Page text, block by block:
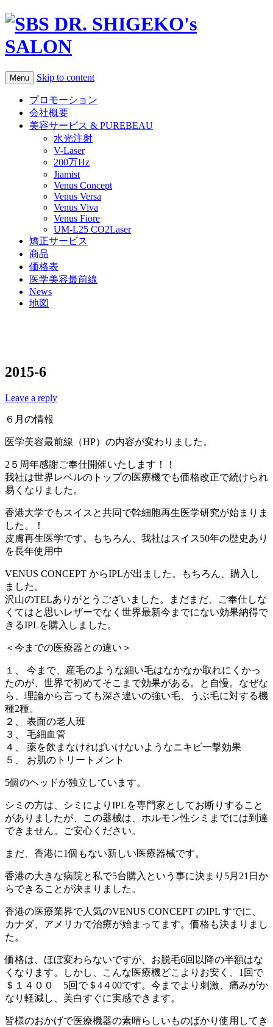
Menu Skip to content
プロモーション
会社概要
美容サービス & PUREBEAU
水光注射
V-Laser
200万Hz
Jiamist
Venus Concept
Venus Versa
Venus Viva
Venus Fiore
UM-L25 CO2Laser
矯正サービス
商品
価格表
医学美容最前線
News
地図
2015-6
Leave a reply
６月の情報
医学美容最前線（HP）の内容が変わりました。
2５周年感謝ご奉仕開催いたします！！
我社は世界レベルのトップの医療機でも価格改正で続けられ
易くなりました。
香港大学でもスイスと共同で幹細胞再生医学研究が始まりま
した。！
皮膚再生医学です。もちろん、我社はスイス50年の歴史あり
を長年使用中
VENUS CONCEPT からIPLが出ました。もちろん、購入し
ました。
沢山のTELありがとうございました。まだまだ、ご奉仕しな
くてはと思いレザーでなく世界最新今までにない効果納得で
きるIPLを購入しました。
＜今までの医療器との違い＞
１、 今まで、産毛のような細い毛はなかなか取れにくかっ
たのが、世界で初めてそこまで効果がある。と自慢。なぜな
ら、理論から言っても深さ違いの強い毛、うぶ毛に対する機
種2種。
２、 表面の老人班
３、 毛細血管
４、 薬を飲まなければいけないようなニキビ一撃効果
５、 お肌のトリートメント
5個のヘッドが独立しています。
シミの方は、シミによりIPLを専門家としてお断りすること
がありましたが、この器械は、ホルモン性シミまでには到達
できません。ご安心ください。
まだ、香港に1個もない新しい医療器械です。
香港の大きな病院と私で5台購入という事に決まり5月21日か
らできることが決まりました。
香港の医療業界で人気のVENUS CONCEPT のIPL すでに、
カナダ、アメリカで治療が始まってます。価格も決まりまし
た。
価格は、ほぼ変わらないですが、お脱毛6回以降の半額はな
くなります。しかし、こんな医療機どこよりお安く、1回で
＄１４００ 5回で＄4４00です。今までより刺激、痛みがか
なり軽減し、美白すぐに実感できます。
皆様のおかげで医療機器の素晴らしいものばかり使用してき